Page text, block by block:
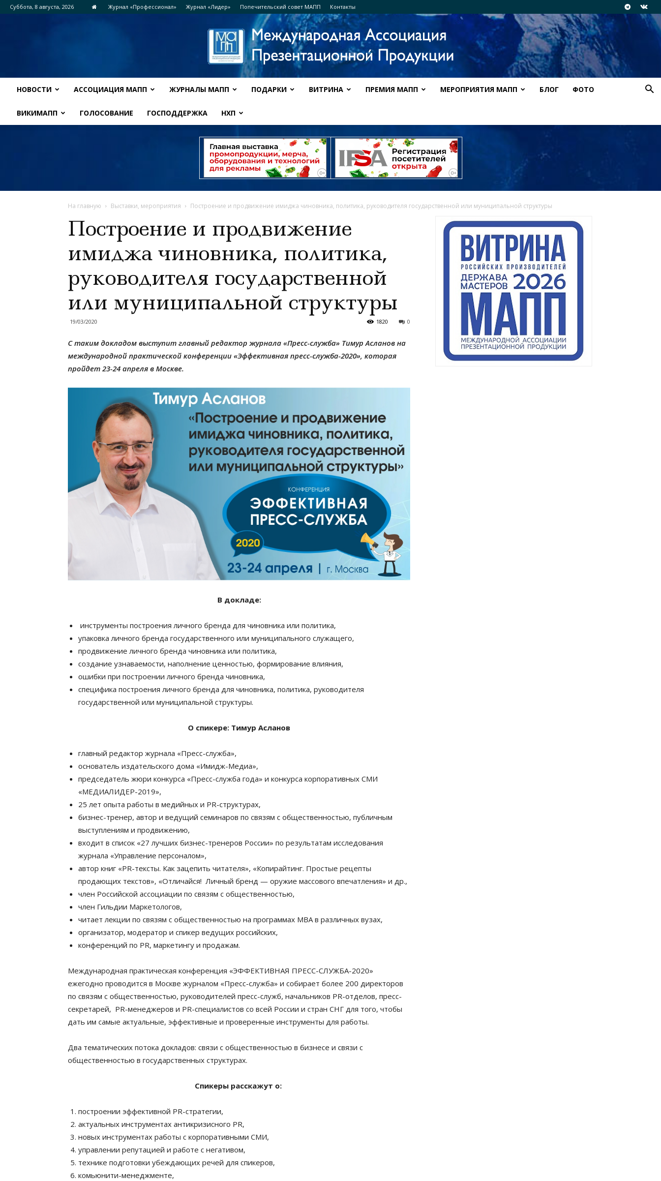
Суббота, 8 августа, 2026 Журнал «Профессионал» Журнал «Лидер» Попечительский совет МАПП Контакты
НОВОСТИ АССОЦИАЦИЯ МАПП ЖУРНАЛЫ МАПП ПОДАРКИ ВИТРИНА ПРЕМИЯ МАПП МЕРОПРИЯТИЯ МАПП БЛОГ ФОТО
ВИКИМАПП ГОЛОСОВАНИЕ ГОСПОДДЕРЖКА НХП
На главную Выставки, мероприятия Построение и продвижение имиджа чиновника, политика, руководителя государственной или муниципальной структуры
Построение и продвижение
имиджа чиновника, политика,
руководителя государственной
или муниципальной структуры
19/03/2020 0
1820
С таким докладом выступит главный редактор журнала «Пресс-служба» Тимур Асланов на
международной практической конференции «Эффективная пресс-служба-2020», которая
пройдет 23-24 апреля в Москве.
В докладе:
инструменты построения личного бренда для чиновника или политика,
упаковка личного бренда государственного или муниципального служащего,
продвижение личного бренда чиновника или политика,
создание узнаваемости, наполнение ценностью, формирование влияния,
ошибки при построении личного бренда чиновника,
специфика построения личного бренда для чиновника, политика, руководителя
государственной или муниципальной структуры.
О спикере: Тимур Асланов
главный редактор журнала «Пресс-служба»,
основатель издательского дома «Имидж-Медиа»,
председатель жюри конкурса «Пресс-служба года» и конкурса корпоративных СМИ
«МЕДИАЛИДЕР-2019»,
25 лет опыта работы в медийных и PR-структурах,
бизнес-тренер, автор и ведущий семинаров по связям с общественностью, публичным
выступлениям и продвижению,
входит в список «27 лучших бизнес-тренеров России» по результатам исследования
журнала «Управление персоналом»,
автор книг «PR-тексты. Как зацепить читателя», «Копирайтинг. Простые рецепты
продающих текстов», «Отличайся! Личный бренд — оружие массового впечатления» и др.,
член Российской ассоциации по связям с общественностью,
член Гильдии Маркетологов,
читает лекции по связям с общественностью на программах МВА в различных вузах,
организатор, модератор и спикер ведущих российских,
конференций по PR, маркетингу и продажам.
Международная практическая конференция «ЭФФЕКТИВНАЯ ПРЕСС-СЛУЖБА-2020»
ежегодно проводится в Москве журналом «Пресс-служба» и собирает более 200 директоров
по связям с общественностью, руководителей пресс-служб, начальников PR-отделов, пресс-
секретарей, PR-менеджеров и PR-специалистов со всей России и стран СНГ для того, чтобы
дать им самые актуальные, эффективные и проверенные инструменты для работы.
Два тематических потока докладов: связи с общественностью в бизнесе и связи с
общественностью в государственных структурах.
Спикеры расскажут о:
построении эффективной PR-стратегии,
актуальных инструментах антикризисного PR,
новых инструментах работы с корпоративными СМИ,
управлении репутацией и работе с негативом,
технике подготовки убеждающих речей для спикеров,
комьюнити-менеджменте,